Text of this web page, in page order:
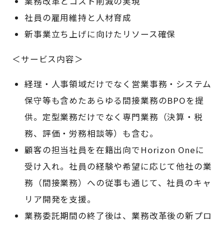
社員の雇用維持と人材育成
新事業立ち上げに向けたリソース確保
＜サービス内容＞
経理・人事領域だけでなく営業事務・システム
保守等も含めたあらゆる間接業務のBPOを提
供。定型業務だけでなく専門業務（決算・税
務、評価・労務相談等）も含む。
顧客の担当社員を在籍出向で Horizon Oneに
受け入れ。社員の経験や希望に応じて他社の業
務（間接業務）への従事も通じて、社員のキャ
リア開発を支援。
業務委託期間の終了後は、業務改革後の新プロ